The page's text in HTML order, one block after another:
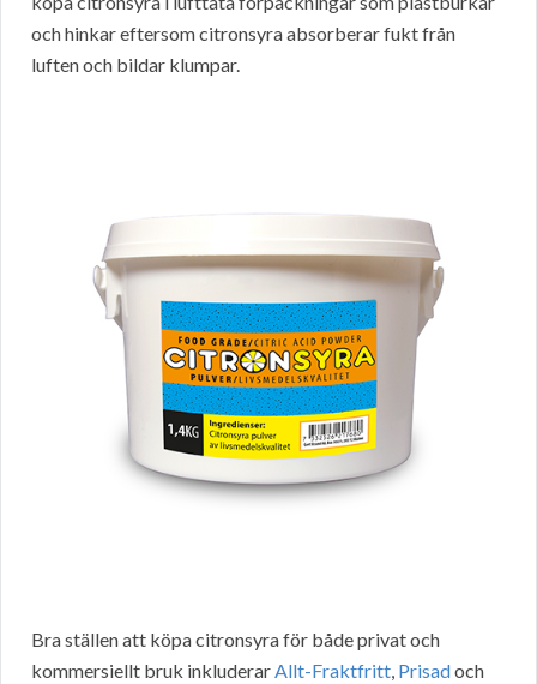
och hinkar eftersom citronsyra absorberar fukt från
luften och bildar klumpar.
Bra ställen att köpa citronsyra för både privat och
kommersiellt bruk inkluderarAllt-Fraktfritt, Prisadoch